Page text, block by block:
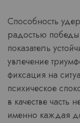
Способность
радостью
показатель
увлечение
фиксация на
психическое
в качестве часть
именно каждая